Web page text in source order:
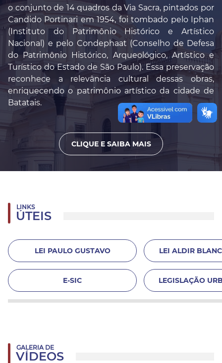
o conjunto de 14 quadros da Via Sacra, pintados por
Candido Portinari em 1954, foi tombado pelo Iphan
(Instituto do Patrimônio Histórico e Artístico
Nacional) e pelo Condephaat (Conselho de Defesa
do Patrimônio Histórico, Arqueológico, Artístico e
Turístico do Estado de São Paulo). Essa preservação
reconhece a relevância cultural dessas obras,
enriquecendo o patrimônio artístico da cidade de
Batatais.
CLIQUE E SAIBA MAIS
LINKS
ÚTEIS
LEI PAULO GUSTAVO LEI ALDIR
E-SIC LEGISLAÇÃO
GALERIA DE
VÍDEOS